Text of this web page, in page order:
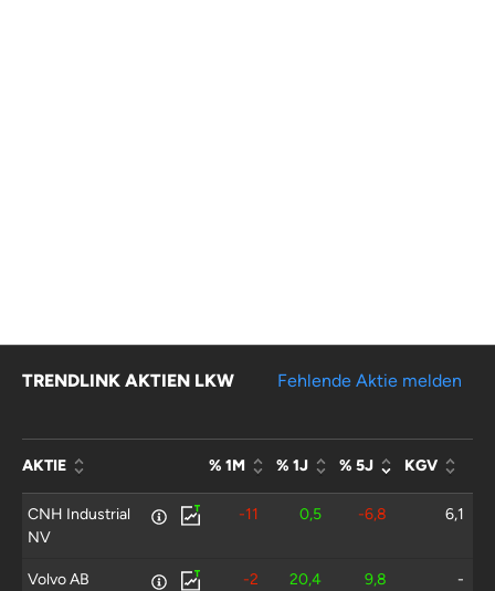
TRENDLINK AKTIEN LKW Fehlende Aktie melden
AKTIE % 1M % 1J % 5J KGV
CNH Industrial
NV
-11 0,5 -6,8 6,1
Volvo AB -2 20,4 9,8 -